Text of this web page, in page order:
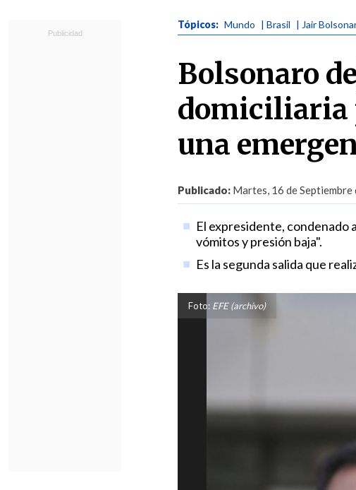
Tópicos: Mundo | Brasil | Jair
Bolsonaro
domiciliaria
una
Publicado: Martes, 16 de
El expresidente, condenado
vómitos y presión baja".
Es la segunda salida que
Foto: EFE (archivo)